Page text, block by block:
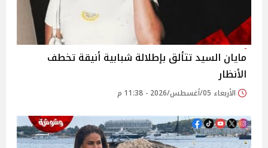
مايان السيد تتألق بإطلالة شبابية أنيقة تخطف
الأنظار
الأربعاء 05/أغسطس/2026 - 11:38 م